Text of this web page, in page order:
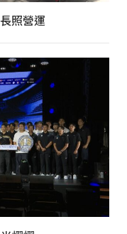
照營運